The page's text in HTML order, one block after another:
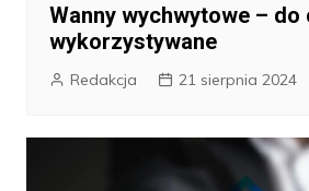
Wanny wychwytowe – do
wykorzystywane
Redakcja 21 sierpnia 2024